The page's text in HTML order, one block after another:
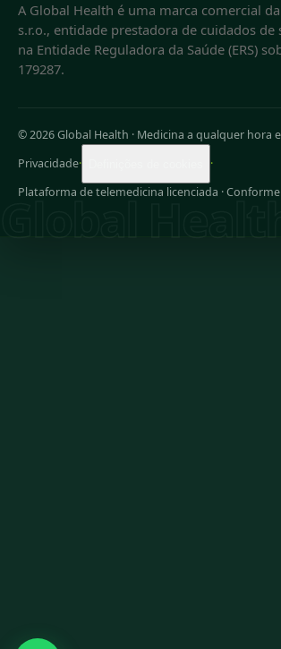
A Global Health é uma marca comercial
s.r.o., entidade prestadora de cuidados de
na Entidade Reguladora da Saúde (ERS)
179287.
© 2026 Global Health · Medicina a qualquer hora
Privacidade·
·
Plataforma de telemedicina licenciada ·